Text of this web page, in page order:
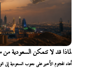
لماذا قد لا تتمكن السعودية
أعاد الهجوم الأخير على جنوب السعودية إلى